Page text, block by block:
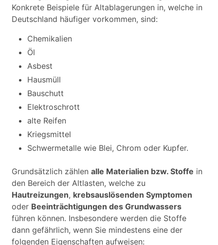
Konkrete Beispiele für Altablagerungen in, welche in
Deutschland häufiger vorkommen, sind:
Chemikalien
Öl
Asbest
Hausmüll
Bauschutt
Elektroschrott
alte Reifen
Kriegsmittel
Schwermetalle wie Blei, Chrom oder Kupfer.
Grundsätzlich zählen alle Materialien bzw. Stoffe in
den Bereich der Altlasten, welche zu
Hautreizungen, krebsauslösenden Symptomen
oder Beeinträchtigungen des Grundwassers
führen können. Insbesondere werden die Stoffe
dann gefährlich, wenn Sie mindestens eine der
folgenden Eigenschaften aufweisen: